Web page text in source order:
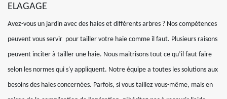
ELAGAGE
Avez-vous un jardin avec des haies et différents arbres ? Nos compétences
peuvent vous servir pour tailler votre haie comme il faut. Plusieurs raisons
peuvent inciter à tailler une haie. Nous maitrisons tout ce qu’il faut faire
selon les normes qui s'y appliquent. Notre équipe a toutes les solutions aux
besoins des haies concernées. Parfois, si vous taillez vous-même, mais en